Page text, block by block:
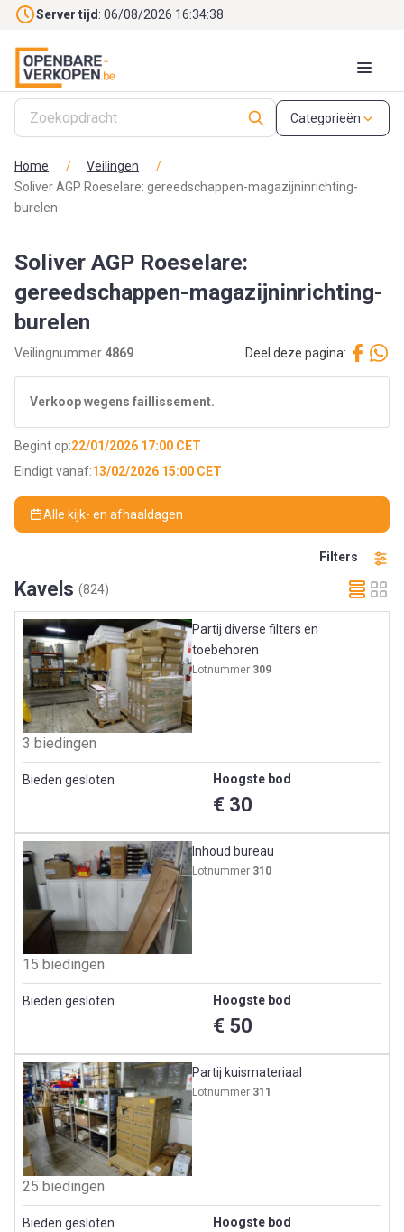
Skip to main content
Server tijd : 06/08/2026 16:34:39
Categorieën
Home / Veilingen
/
Soliver AGP Roeselare: gereedschappen-magazijninrichting-
burelen
Soliver AGP Roeselare:
gereedschappen-magazijninrichting-
burelen
Veilingnummer 4869 Deel deze pagina:
Verkoop wegens faillissement.
Begint op:22/01/2026 17:00 CET
Eindigt vanaf:13/02/2026 15:00 CET
Alle kijk- en afhaaldagen
Filters
Kavels (824)
Partij diverse filters en
toebehoren
Lotnummer 309
3 biedingen
Bieden gesloten Hoogste bod
€ 30
Inhoud bureau
Lotnummer 310
15 biedingen
Bieden gesloten Hoogste bod
€ 50
Partij kuismateriaal
Lotnummer 311
25 biedingen
Bieden gesloten Hoogste bod